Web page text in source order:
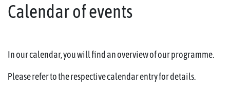
Calendar of events
In our calendar, you will find an overview of our programme.
Please refer to the respective calendar entry for details.